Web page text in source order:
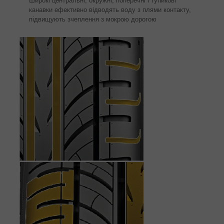
канавки ефективно відводять воду з плями контакту,
підвищують зчеплення з мокрою дорогою